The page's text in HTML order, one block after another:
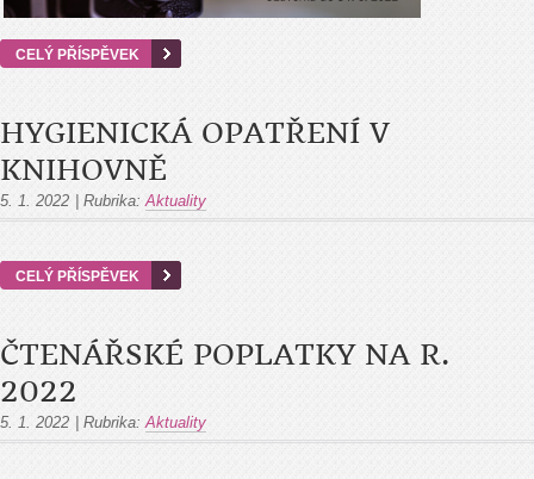
CELÝ PŘÍSPĚVEK
HYGIENICKÁ OPATŘENÍ V
KNIHOVNĚ
5. 1. 2022 Rubrika: Aktuality
CELÝ PŘÍSPĚVEK
ČTENÁŘSKÉ POPLATKY NA R.
2022
5. 1. 2022 Rubrika: Aktuality